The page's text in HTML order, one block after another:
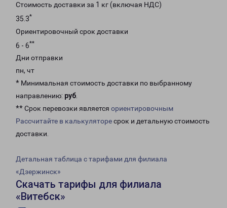
Стоимость доставки за 1 кг (включая НДС)
35.3*
Ориентировочный срок доставки
6 - 6**
Дни отправки
пн, чт
* Минимальная стоимость доставки по выбранному
направлению: руб.
** Срок перевозки является ориентировочным
Рассчитайте в калькуляторесрок и детальную стоимость
доставки.
Детальная таблица с тарифами для филиала
«Дзержинск»
Скачать тарифы для филиала
«Витебск»